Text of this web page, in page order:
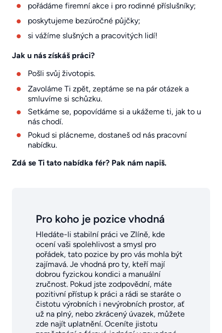
pořádáme firemní akce i pro rodinné příslušníky;
poskytujeme bezúročné půjčky;
si vážíme slušných a pracovitých lidí!
Jak u nás získáš práci?
Pošli svůj životopis.
Zavoláme Ti zpět, zeptáme se na pár otázek a
smluvíme si schůzku.
Setkáme se, popovídáme si a ukážeme ti, jak to u
nás chodí.
Pokud si plácneme, dostaneš od nás pracovní
nabídku.
Zdá se Ti tato nabídka fér? Pak nám napiš.
Pro koho je pozice vhodná
Hledáte-li stabilní práci ve Zlíně, kde
ocení vaši spolehlivost a smysl pro
pořádek, tato pozice by pro vás mohla být
zajímavá. Je vhodná pro ty, kteří mají
dobrou fyzickou kondici a manuální
zručnost. Pokud jste zodpovědní, máte
pozitivní přístup k práci a rádi se staráte o
čistotu výrobních i nevýrobních prostor, ať
už na plný, nebo zkrácený úvazek, můžete
zde najít uplatnění. Oceníte jistotu